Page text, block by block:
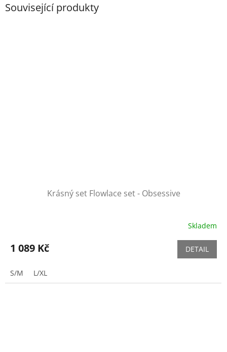
Související produkty
Krásný set Flowlace set - Obsessive
Skladem
1 089 Kč DETAIL
S/M L/XL